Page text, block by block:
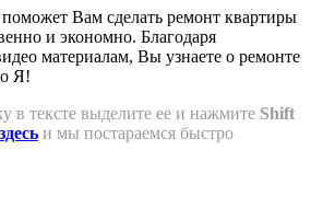
Вам сделать ремонт квартиры
и экономно. Благодаря
материалам, Вы узнаете о ремонте
Я!
тексте выделите ее и нажмите Shift
и мы постараемся быстро